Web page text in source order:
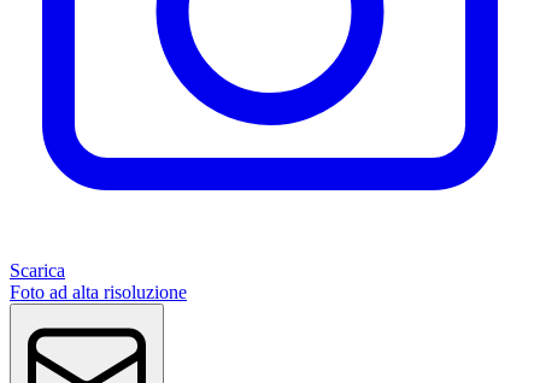
Scarica
Foto ad alta risoluzione